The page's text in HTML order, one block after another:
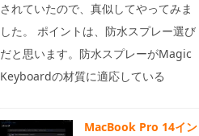
されていたので、真似してやってみま
した。 ポイントは、防水スプレー選び
だと思います。防水スプレーがMagic
Keyboardの材質に適応している
MacBook Pro 14イン